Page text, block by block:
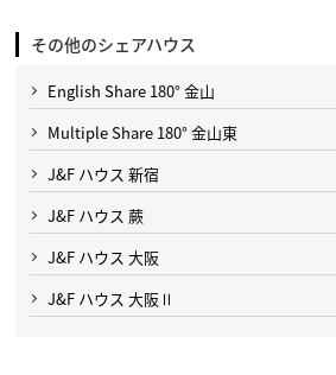
その他のシェアハウス
English Share 180° 金山
Multiple Share 180° 金山東
J&F ハウス 新宿
J&F ハウス 蕨
J&F ハウス 大阪
J&F ハウス 大阪Ⅱ